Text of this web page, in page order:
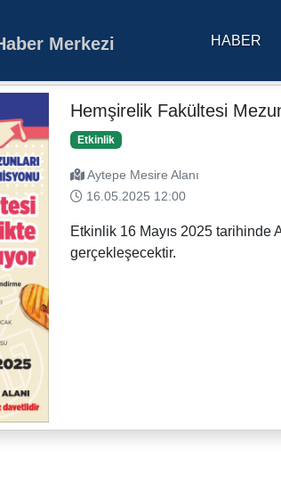
Menderes
Merkezi HABER
Hemşirelik Fakültesi
Etkinlik
Aytepe Mesire Alanı
16.05.2025 12:00
Etkinlik 16 Mayıs 2025 tarihinde
gerçekleşecektir.